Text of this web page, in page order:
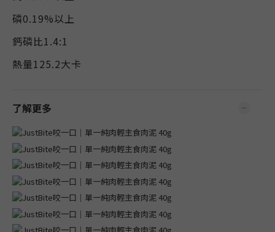
磷0.19%以上
鈣磷比1.4:1
熱量125.2大卡
了解更多